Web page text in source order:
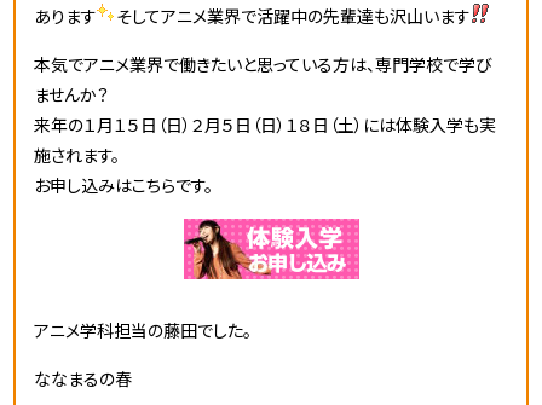
あります
そしてアニメ業界で活躍中の先輩達も沢山います
本気でアニメ業界で働きたいと思っている方は、専門学校で学び
ませんか？
来年の１月１５日（日）２月５日（日）１８日（土）には体験入学も実
施されます。
お申し込みはこちらです。
アニメ学科担当の藤田でした。
ななまるの春